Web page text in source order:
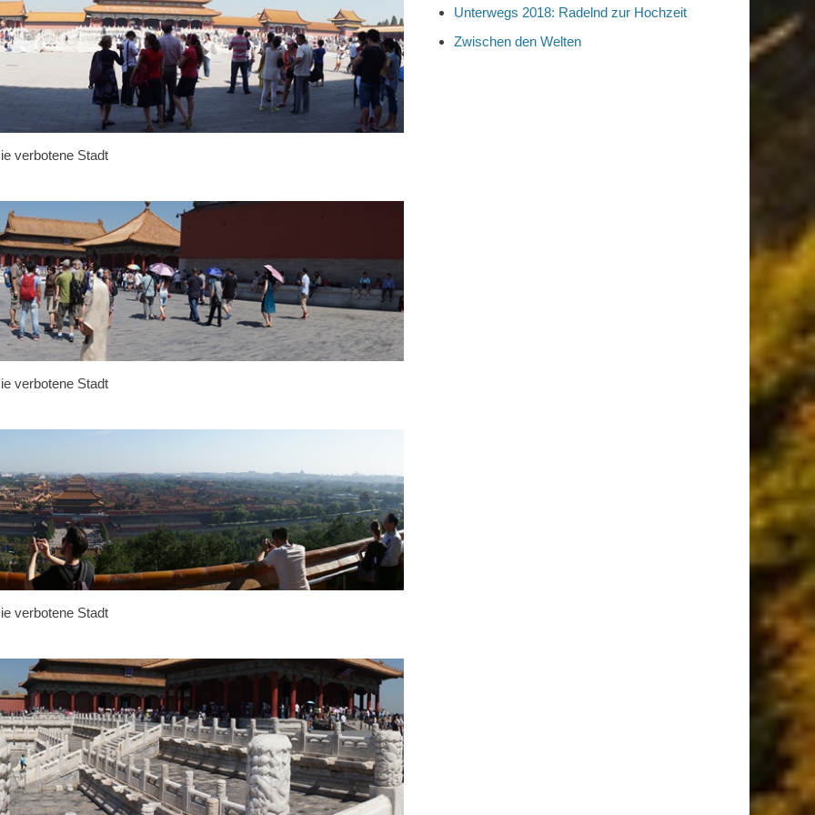
verbotene Stadt
verbotene Stadt
verbotene Stadt
Unterwegs 2018: Radelnd zur Hochzeit
Zwischen den Welten